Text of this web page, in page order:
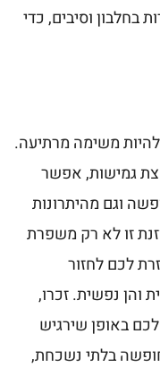
בחלבון וסיבים, כדי
משימה מרתיעה.
גמישות, אפשר
וגם מהיתרונות
זו לא רק משפרת
לכם לחזור
והן נפשית. זכרו,
באופן שירגיש
בלתי נשכחת,